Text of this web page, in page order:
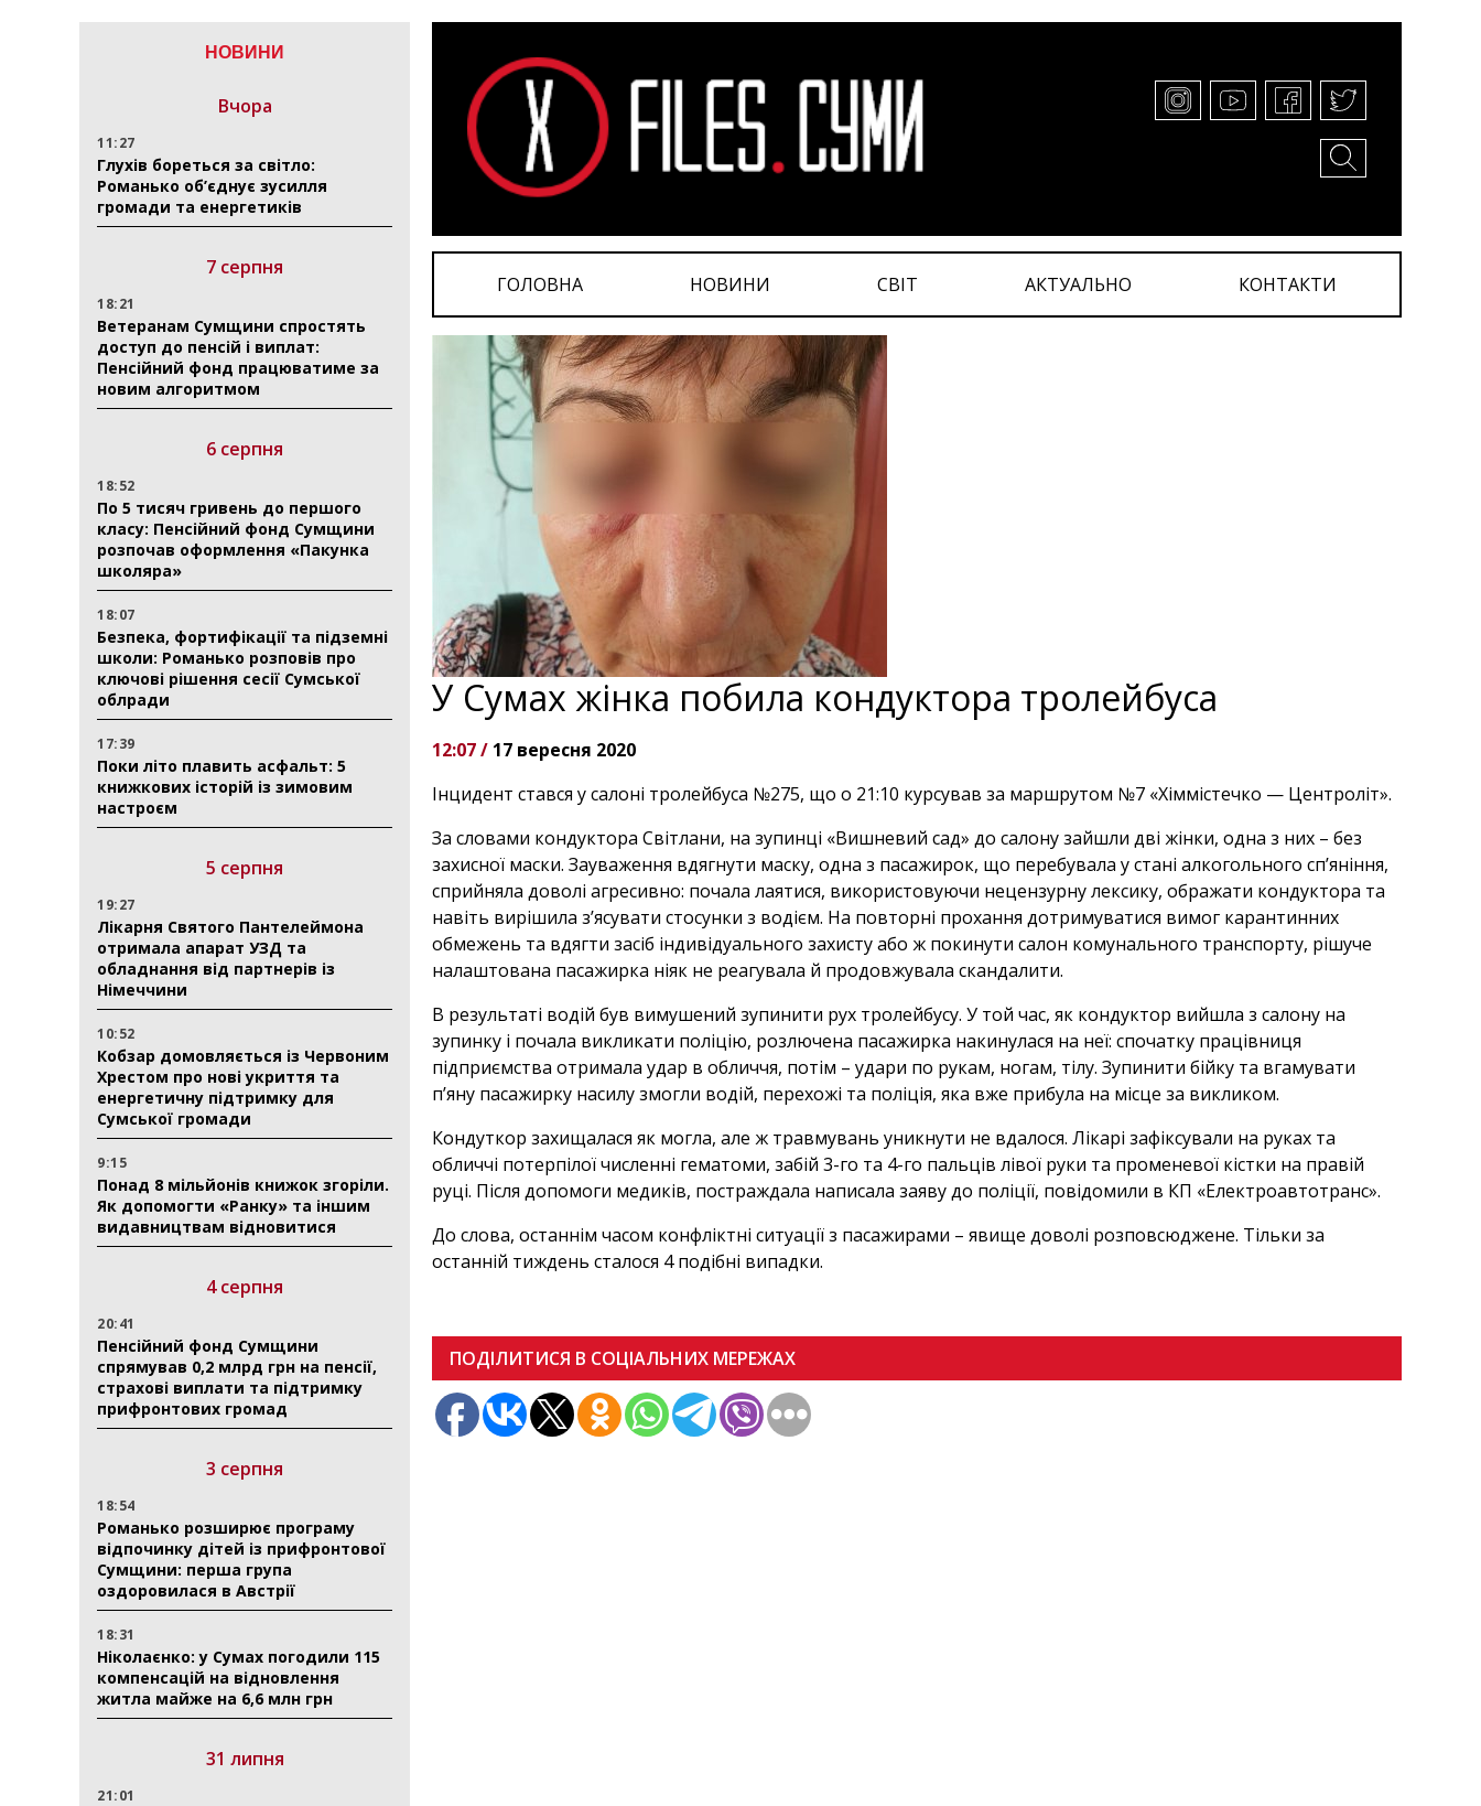
ГОЛОВНА НОВИНИ СВІТ АКТУАЛЬНО КОНТАКТИ
НОВИНИ
Вчора
11:27
Глухів бореться за світло:
Романько об’єднує зусилля
громади та енергетиків
7 серпня
18:21
Ветеранам Сумщини спростять
доступ до пенсій і виплат:
Пенсійний фонд працюватиме за
новим алгоритмом
6 серпня
18:52
По 5 тисяч гривень до першого
класу: Пенсійний фонд Сумщини
розпочав оформлення «Пакунка
школяра»
18:07
Безпека, фортифікації та підземні
школи: Романько розповів про
ключові рішення сесії Сумської
облради
17:39
Поки літо плавить асфальт: 5
книжкових історій із зимовим
настроєм
5 серпня
19:27
Лікарня Святого Пантелеймона
отримала апарат УЗД та
обладнання від партнерів із
Німеччини
10:52
Кобзар домовляється із Червоним
Хрестом про нові укриття та
енергетичну підтримку для
Сумської громади
9:15
Понад 8 мільйонів книжок згоріли.
Як допомогти «Ранку» та іншим
видавництвам відновитися
4 серпня
20:41
Пенсійний фонд Сумщини
спрямував 0,2 млрд грн на пенсії,
страхові виплати та підтримку
прифронтових громад
3 серпня
18:54
Романько розширює програму
відпочинку дітей із прифронтової
Сумщини: перша група
оздоровилася в Австрії
18:31
Ніколаєнко: у Сумах погодили 115
компенсацій на відновлення
житла майже на 6,6 млн грн
31 липня
21:01
У Сумах жінка побила кондуктора тролейбуса
12:07 / 17 вересня 2020
Інцидент стався у салоні тролейбуса №275, що о 21:10 курсував за маршрутом №7 «Хіммістечко — Центроліт».
За словами кондуктора Світлани, на зупинці «Вишневий сад» до салону зайшли дві жінки, одна з них – без
захисної маски. Зауваження вдягнути маску, одна з пасажирок, що перебувала у стані алкогольного сп’яніння,
сприйняла доволі агресивно: почала лаятися, використовуючи нецензурну лексику, ображати кондуктора та
навіть вирішила з’ясувати стосунки з водієм. На повторні прохання дотримуватися вимог карантинних
обмежень та вдягти засіб індивідуального захисту або ж покинути салон комунального транспорту, рішуче
налаштована пасажирка ніяк не реагувала й продовжувала скандалити.
В результаті водій був вимушений зупинити рух тролейбусу. У той час, як кондуктор вийшла з салону на
зупинку і почала викликати поліцію, розлючена пасажирка накинулася на неї: спочатку працівниця
підприємства отримала удар в обличчя, потім – удари по рукам, ногам, тілу. Зупинити бійку та вгамувати
п’яну пасажирку насилу змогли водій, перехожі та поліція, яка вже прибула на місце за викликом.
Кондуткор захищалася як могла, але ж травмувань уникнути не вдалося. Лікарі зафіксували на руках та
обличчі потерпілої численні гематоми, забій 3-го та 4-го пальців лівої руки та променевої кістки на правій
руці. Після допомоги медиків, постраждала написала заяву до поліції, повідомили в КП «Електроавтотранс».
До слова, останнім часом конфліктні ситуації з пасажирами – явище доволі розповсюджене. Тільки за
останній тиждень сталося 4 подібні випадки.
ПОДІЛИТИСЯ В СОЦІАЛЬНИХ МЕРЕЖАХ